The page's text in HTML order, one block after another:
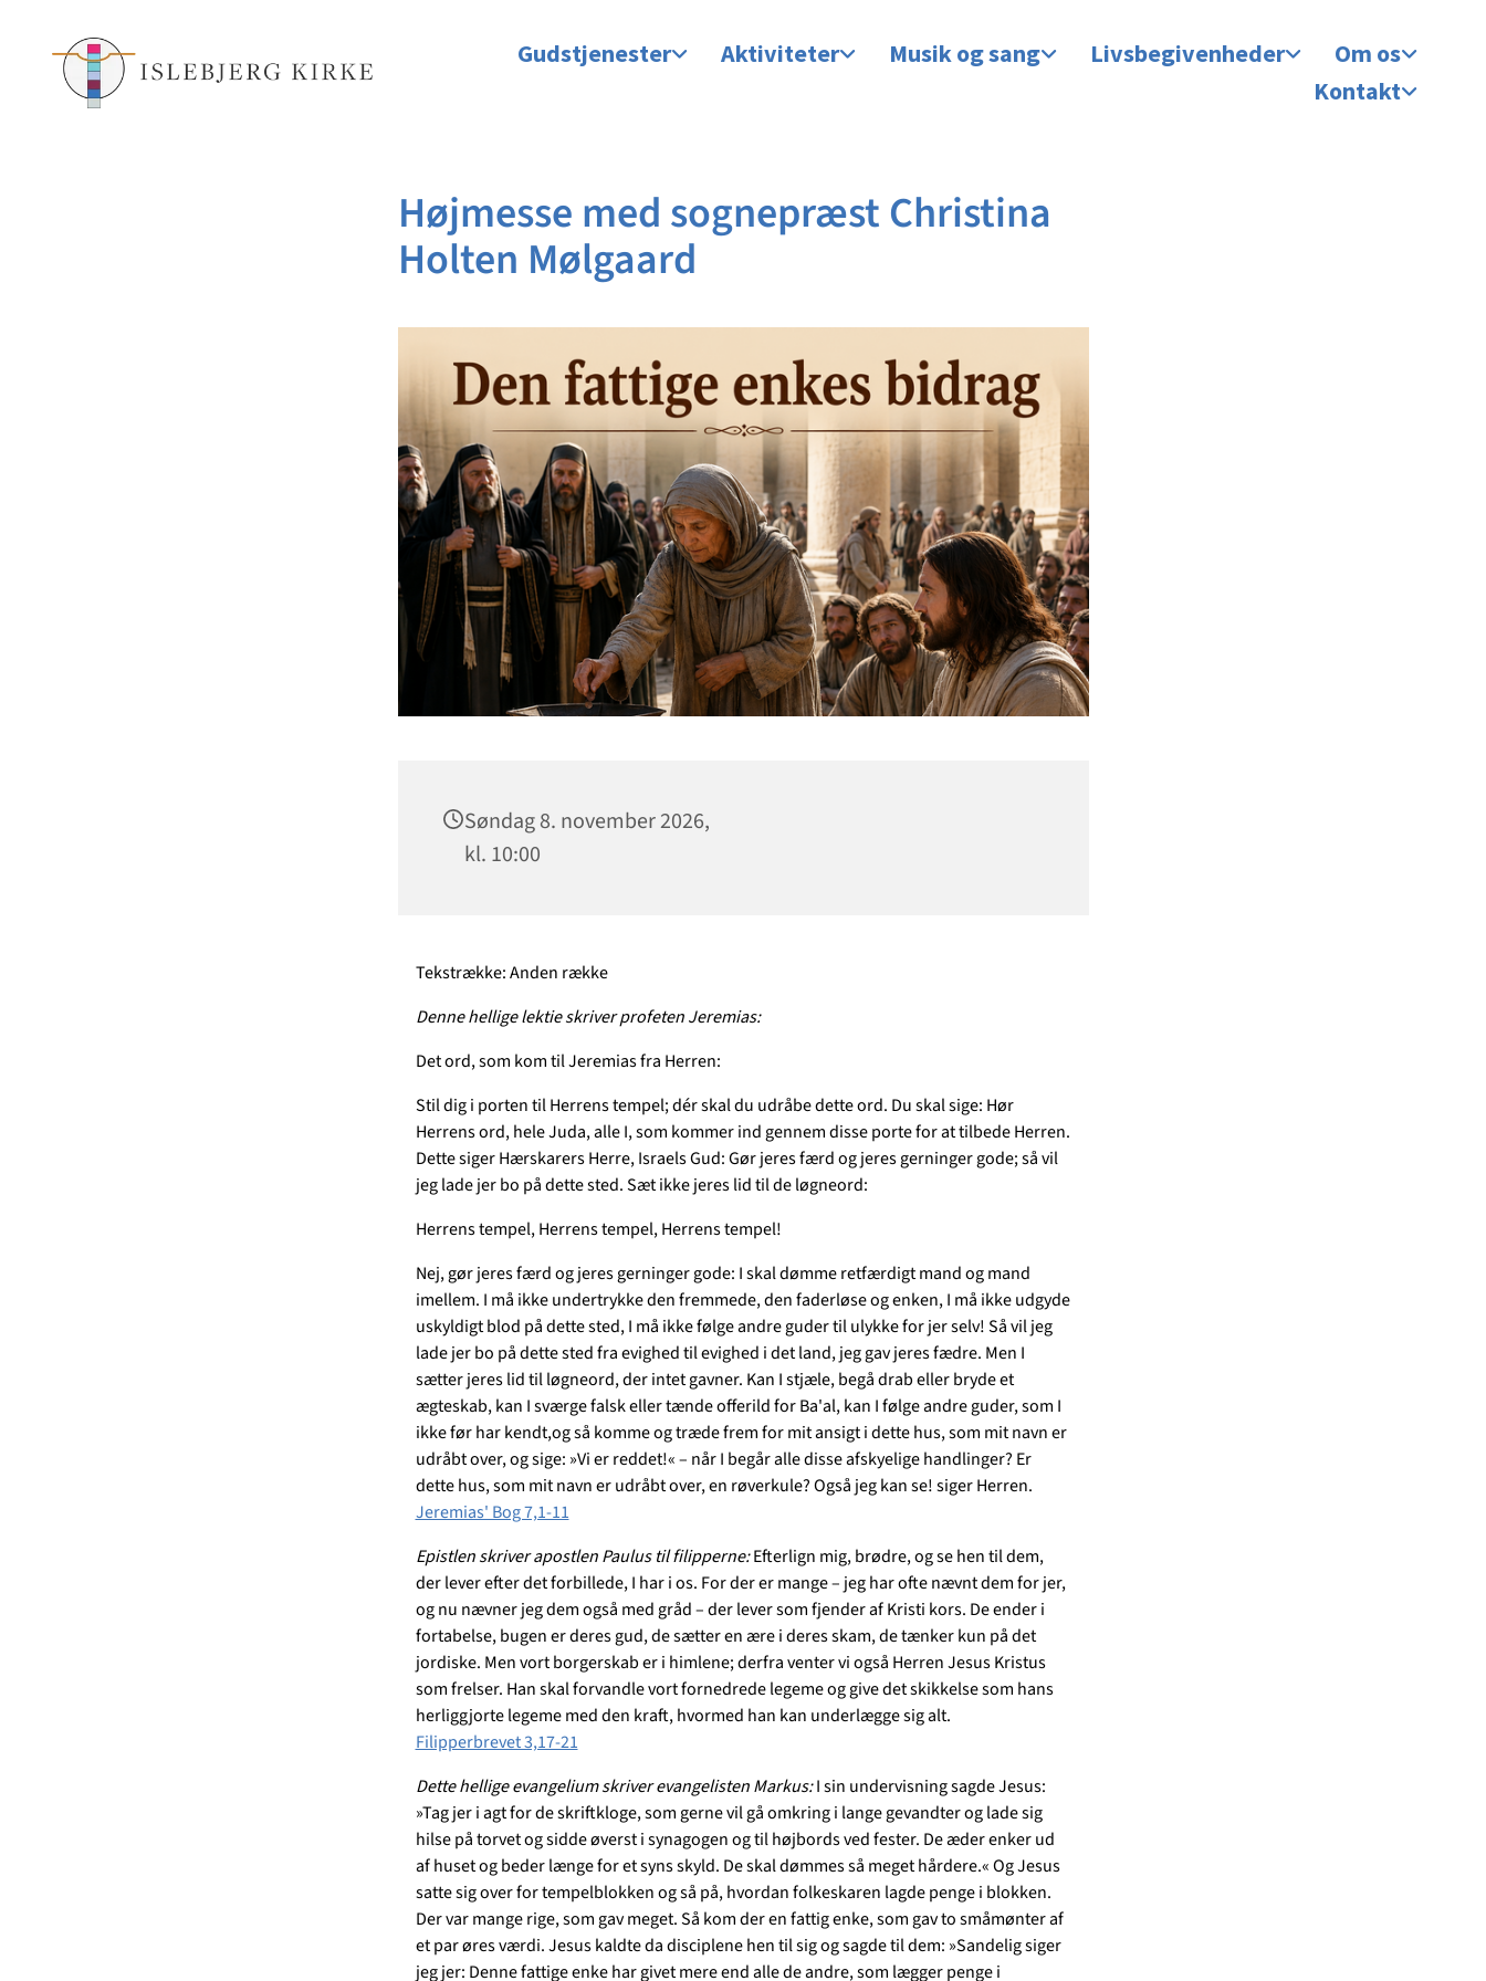
Gudstjenester Aktiviteter Musik og sang Livsbegivenheder
Om os
Kontakt
Højmesse med sognepræst Christina
Holten Mølgaard
Søndag 8. november 2026,
kl. 10:00
Tekstrække: Anden række
Denne hellige lektie skriver profeten Jeremias:
Det ord, som kom til Jeremias fra Herren:
Stil dig i porten til Herrens tempel; dér skal du udråbe dette ord. Du skal sige: Hør
Herrens ord, hele Juda, alle I, som kommer ind gennem disse porte for at tilbede Herren.
Dette siger Hærskarers Herre, Israels Gud: Gør jeres færd og jeres gerninger gode; så vil
jeg lade jer bo på dette sted. Sæt ikke jeres lid til de løgneord:
Herrens tempel, Herrens tempel, Herrens tempel!
Nej, gør jeres færd og jeres gerninger gode: I skal dømme retfærdigt mand og mand
imellem. I må ikke undertrykke den fremmede, den faderløse og enken, I må ikke udgyde
uskyldigt blod på dette sted, I må ikke følge andre guder til ulykke for jer selv! Så vil jeg
lade jer bo på dette sted fra evighed til evighed i det land, jeg gav jeres fædre. Men I
sætter jeres lid til løgneord, der intet gavner. Kan I stjæle, begå drab eller bryde et
ægteskab, kan I sværge falsk eller tænde offerild for Ba'al, kan I følge andre guder, som I
ikke før har kendt,og så komme og træde frem for mit ansigt i dette hus, som mit navn er
udråbt over, og sige: »Vi er reddet!« – når I begår alle disse afskyelige handlinger? Er
dette hus, som mit navn er udråbt over, en røverkule? Også jeg kan se! siger Herren.
Jeremias' Bog 7,1-11
Epistlen skriver apostlen Paulus til filipperne:Efterlign mig, brødre, og se hen til dem,
der lever efter det forbillede, I har i os. For der er mange – jeg har ofte nævnt dem for jer,
og nu nævner jeg dem også med gråd – der lever som fjender af Kristi kors. De ender i
fortabelse, bugen er deres gud, de sætter en ære i deres skam, de tænker kun på det
jordiske. Men vort borgerskab er i himlene; derfra venter vi også Herren Jesus Kristus
som frelser. Han skal forvandle vort fornedrede legeme og give det skikkelse som hans
herliggjorte legeme med den kraft, hvormed han kan underlægge sig alt.
Filipperbrevet 3,17-21
Dette hellige evangelium skriver evangelisten Markus:I sin undervisning sagde Jesus:
»Tag jer i agt for de skriftkloge, som gerne vil gå omkring i lange gevandter og lade sig
hilse på torvet og sidde øverst i synagogen og til højbords ved fester. De æder enker ud
af huset og beder længe for et syns skyld. De skal dømmes så meget hårdere.« Og Jesus
satte sig over for tempelblokken og så på, hvordan folkeskaren lagde penge i blokken.
Der var mange rige, som gav meget. Så kom der en fattig enke, som gav to småmønter af
et par øres værdi. Jesus kaldte da disciplene hen til sig og sagde til dem: »Sandelig siger
jeg jer: Denne fattige enke har givet mere end alle de andre, som lægger penge i